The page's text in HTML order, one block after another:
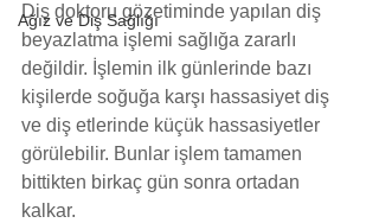
Ağız ve Diş Sağlığı
Diş doktoru gözetiminde yapılan diş
beyazlatma işlemi sağlığa zararlı
değildir. İşlemin ilk günlerinde bazı
kişilerde soğuğa karşı hassasiyet diş
ve diş etlerinde küçük hassasiyetler
görülebilir. Bunlar işlem tamamen
bittikten birkaç gün sonra ortadan
kalkar.